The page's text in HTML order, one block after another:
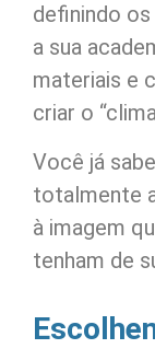
definindo
a sua
materiais e
criar o
Você já
totalmente
à imagem
tenham de